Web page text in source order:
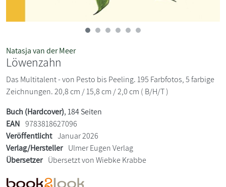
Natasja van der Meer
Löwenzahn
Das Multitalent - von Pesto bis Peeling. 195 Farbfotos, 5 farbige
Zeichnungen. 20,8 cm / 15,8 cm / 2,0 cm ( B/H/T )
Buch (Hardcover), 184 Seiten
EAN 9783818627096
Veröffentlicht Januar 2026
Verlag/Hersteller Ulmer Eugen Verlag
Übersetzer Übersetzt von Wiebke Krabbe